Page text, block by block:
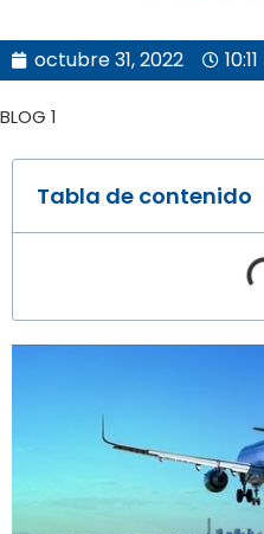
octubre 31, 2022
BLOG 1
Tabla de contenido